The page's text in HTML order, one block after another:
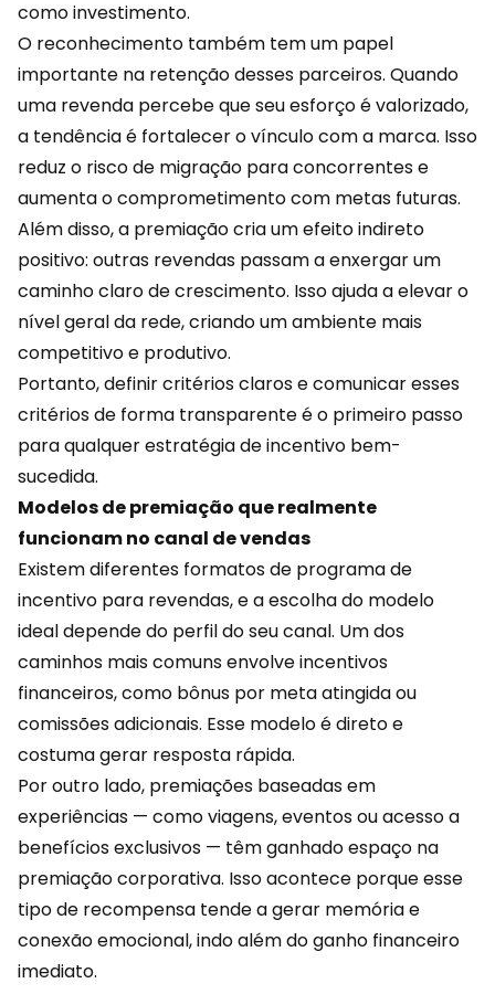
como investimento.
O reconhecimento também tem um papel
importante na retençãodesses parceiros. Quando
uma revenda percebe que seu esforço é valorizado,
a tendência é fortalecer o vínculo com a marca. Isso
reduz o risco de migração para concorrentes e
aumenta o comprometimento com metas futuras.
Além disso, a premiação cria um efeito indireto
positivo: outras revendas passam a enxergar um
caminho claro de crescimento. Isso ajuda a elevar o
nível geral da rede, criando um ambiente mais
competitivo e produtivo.
Portanto, definir critérios claros e comunicar esses
critérios de forma transparente é o primeiro passo
para qualquer estratégia de incentivo bem-
sucedida.
Modelos de premiação que realmente
funcionam no canal de vendas
Existem diferentes formatos de programa de
incentivo para revendas, e a escolha do modelo
ideal depende do perfil do seucanal. Um dos
caminhos mais comuns envolve incentivos
financeiros, como bônus por meta atingida ou
comissões adicionais. Esse modelo é direto e
costuma gerar resposta rápida.
Por outro lado, premiações baseadas em
experiências — como viagens, eventos ou acesso a
benefícios exclusivos — têm ganhado espaço na
premiação corporativa. Isso acontece porque esse
tipo de recompensa tende a gerar memória e
conexão emocional, indo além do ganho financeiro
imediato.